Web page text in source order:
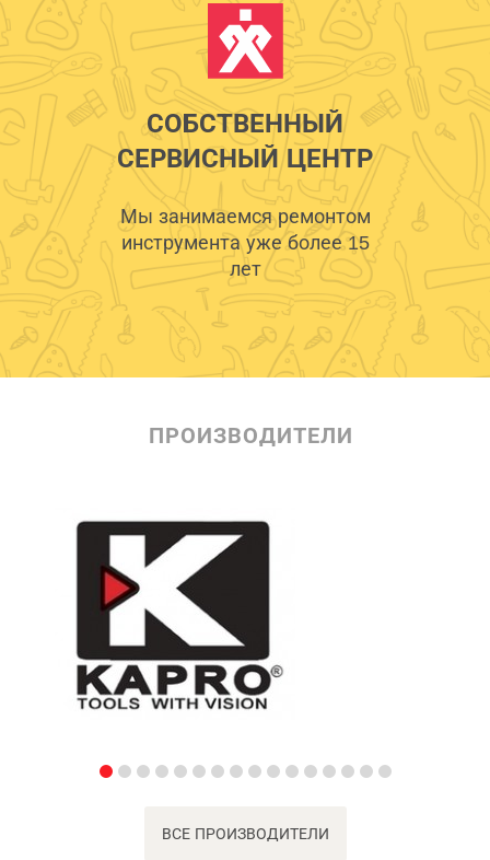
СОБСТВЕННЫЙ
СЕРВИСНЫЙ ЦЕНТР
Мы занимаемся ремонтом
инструмента уже более 15
лет
ПРОИЗВОДИТЕЛИ
ВСЕ ПРОИЗВОДИТЕЛИ